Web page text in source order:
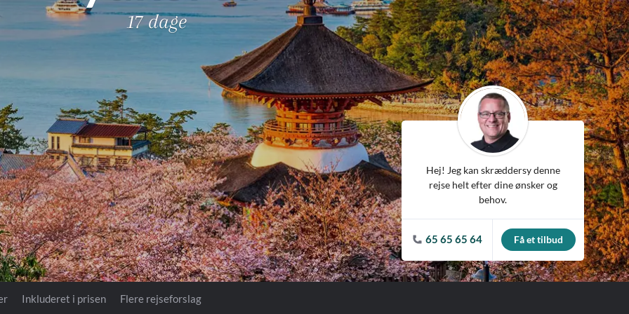
VIVA Cruises
17 dage
Hej! Jeg kan skræddersy denne
rejse helt efter dine ønsker og
behov.
65 65 65 64 Få et tilbud
Inkluderet i prisen Flere rejseforslag